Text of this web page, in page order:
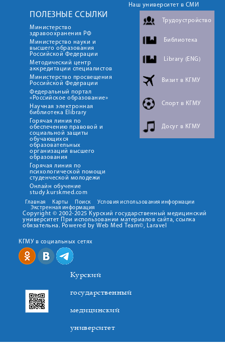
Наш университет в СМИ
ПОЛЕЗНЫЕ ССЫЛКИ
Министерство
здравоохранения РФ
Министерство науки и
высшего образования
Российской Федерации
Методический центр
аккредитации специалистов
Министерство просвещения
Российской Федерации
Федеральный портал
«Российское образование»
Научная электронная
библиотека Elibrary
Горячая линия по
обеспечению правовой и
социальной защиты
обучающихся
образовательных
организаций высшего
образования
Горячая линия по
психологической помощи
студенческой молодежи
Онлайн обучение
study.kurskmed.com
Трудоустройство
Библиотека
Library (ENG)
Визит в КГМУ
Спорт в КГМУ
Досуг в КГМУ
Главная Карты Поиск
Условия использования информации
Экстренная информация
Copyright © 2002-2025 Курский государственный медицинский
университет При использовании материалов сайта, ссылка
обязательна. Powered by Web Med Team©, Laravel
КГМУ в социальных сетях
Курский
государственный
медицинский
университет